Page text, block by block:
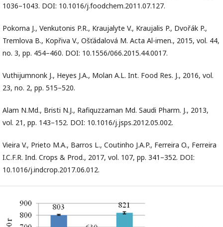
1036–1043. DOI: 10.1016/j.foodchem.2011.07.127.
Pokorna J., Venkutonis P.R., Kraujalyte V., Kraujalis P., Dvořák P.,
Tremlova B., Kopřiva V., Ošťádalová M. Acta Al-imen., 2015, vol. 44,
no. 3, pp. 454–460. DOI: 10.1556/066.2015.44.0017.
Vuthijumnonk J., Heyes J.A., Molan A.L. Int. Food Res. J., 2016, vol.
23, no. 2, pp. 515–520.
Alam N.Md., Bristi N.J., Rafiquzzaman Md. Saudi Pharm. J., 2013,
vol. 21, pp. 143–152. DOI: 10.1016/j.jsps.2012.05.002.
Vieira V., Prieto M.A., Barros L., Coutinho J.A.P., Ferreira O., Ferreira
I.C.F.R. Ind. Crops & Prod., 2017, vol. 107, pp. 341–352. DOI:
10.1016/j.indcrop.2017.06.012.